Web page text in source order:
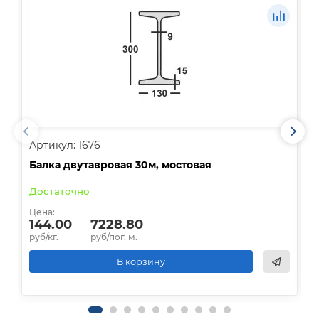
Артикул: 1676
Балка двутавровая 30м, мостовая
Достаточно
Цена:
144.00
руб/кг.
7228.80
руб/пог. м.
В корзину